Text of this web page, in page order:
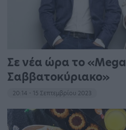
Σε νέα ώρα το «Mega
Σαββατοκύριακο»
20:14 - 15 Σεπτεμβρίου 2023